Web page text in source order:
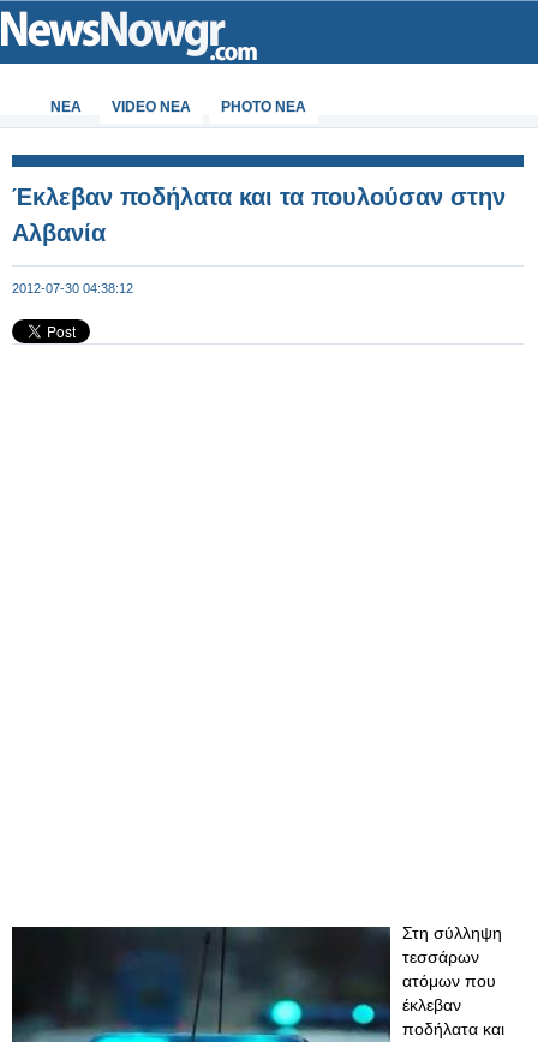
ΝΕΑ VIDEO NEA PHOTO NEA
Έκλεβαν ποδήλατα και τα πουλούσαν στην
Αλβανία
2012-07-30 04:38:12
Στη σύλληψη
τεσσάρων
ατόμων που
έκλεβαν
ποδήλατα και